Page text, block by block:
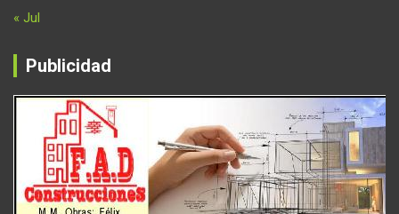
« Jul
Publicidad